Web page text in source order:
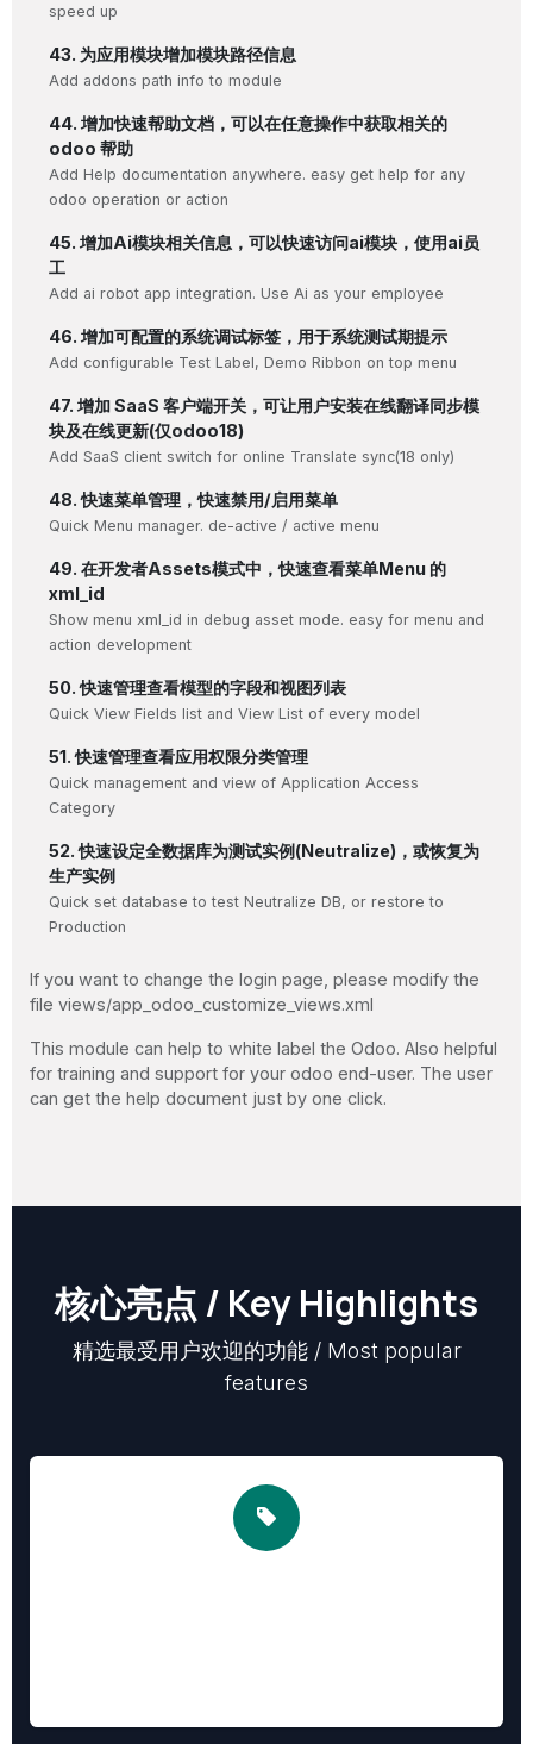
speed up
43. 为应用模块增加模块路径信息
Add addons path info to module
44. 增加快速帮助文档，可以在任意操作中获取相关的
odoo 帮助
Add Help documentation anywhere. easy get help for any
odoo operation or action
45. 增加Ai模块相关信息，可以快速访问ai模块，使用ai员
工
Add ai robot app integration. Use Ai as your employee
46. 增加可配置的系统调试标签，用于系统测试期提示
Add configurable Test Label, Demo Ribbon on top menu
47. 增加 SaaS 客户端开关，可让用户安装在线翻译同步模
块及在线更新(仅odoo18)
Add SaaS client switch for online Translate sync(18 only)
48. 快速菜单管理，快速禁用/启用菜单
Quick Menu manager. de-active / active menu
49. 在开发者Assets模式中，快速查看菜单Menu 的
xml_id
Show menu xml_id in debug asset mode. easy for menu and
action development
50. 快速管理查看模型的字段和视图列表
Quick View Fields list and View List of every model
51. 快速管理查看应用权限分类管理
Quick management and view of Application Access
Category
52. 快速设定全数据库为测试实例(Neutralize)，或恢复为
生产实例
Quick set database to test Neutralize DB, or restore to
Production
If you want to change the login page, please modify the
file views/app_odoo_customize_views.xml
This module can help to white label the Odoo. Also helpful
for training and support for your odoo end-user. The user
can get the help document just by one click.
核心亮点 / Key Highlights
精选最受用户欢迎的功能 / Most popular
features